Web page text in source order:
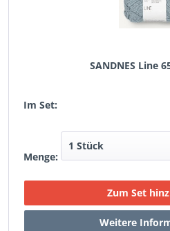
SANDNES Line
Im Set:
Menge: